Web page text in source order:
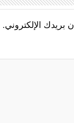
بريدك الإلكتروني.